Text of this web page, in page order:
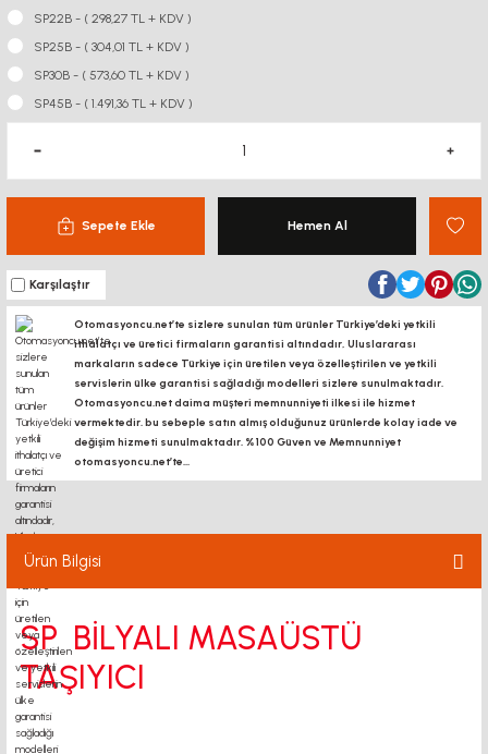
SP22B - ( 298,27 TL + KDV )
SP25B - ( 304,01 TL + KDV )
SP30B - ( 573,60 TL + KDV )
SP45B - ( 1.491,36 TL + KDV )
Sepete Ekle Hemen Al
Karşılaştır
Otomasyoncu.net’te sizlere sunulan tüm ürünler Türkiye’deki yetkili
ithalatçı ve üretici firmaların garantisi altındadır, Uluslararası
markaların sadece Türkiye için üretilen veya özelleştirilen ve yetkili
servislerin ülke garantisi sağladığı modelleri sizlere sunulmaktadır.
Otomasyoncu.net daima müşteri memnunniyeti ilkesi ile hizmet
vermektedir. bu sebeple satın almış olduğunuz ürünlerde kolay iade ve
değişim hizmeti sunulmaktadır. %100 Güven ve Memnunniyet
otomasyoncu.net’te...
Ürün Bilgisi
SP BİLYALI MASAÜSTÜ
TAŞIYICI